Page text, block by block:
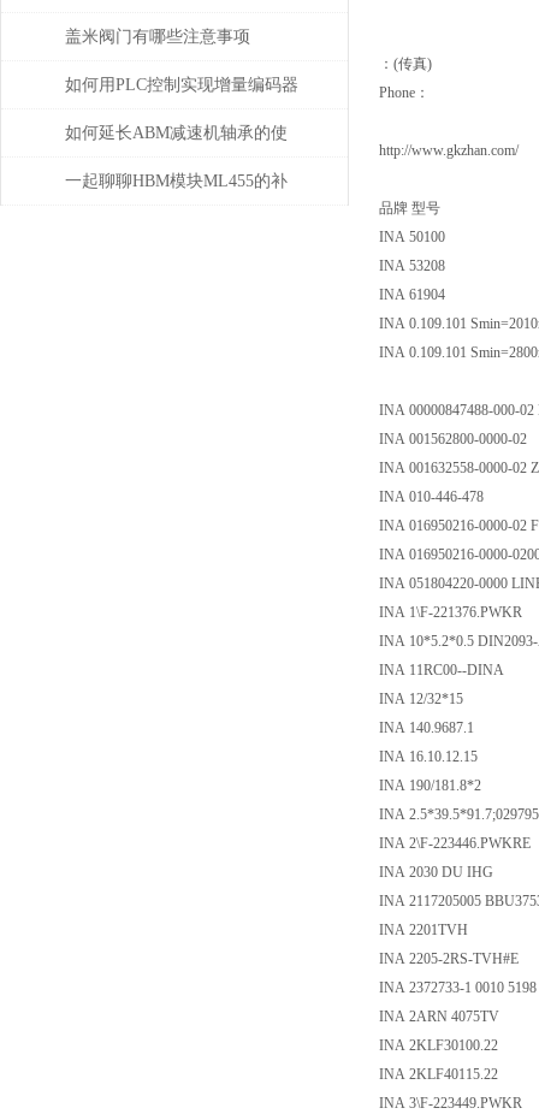
解决
盖米阀门有哪些注意事项
如何用PLC控制实现增量编码器
的定位功能？
如何延长ABM减速机轴承的使
用寿命
一起聊聊HBM模块ML455的补
：(传真)
Phone：
http://www.gkzhan.com/
品牌 型号
INA 50100
INA 53208
INA 61904
INA 0.109.101
INA 0.109.101
INA 00000847488-000-
INA 001562800-0000-02
INA 001632558-0000-02
INA 010-446-478
INA 016950216-0000-02
INA 016950216-0000-
INA 051804220-0000
INA 1\F-221376.PWKR
INA 10*5.2*0.5 DIN2093-
INA 11RC00--DINA
INA 12/32*15
INA 140.9687.1
INA 16.10.12.15
INA 190/181.8*2
INA 2.5*39.5*91.7;029795
INA 2\F-223446.PWKRE
INA 2030 DU IHG
INA 2117205005
INA 2201TVH
INA 2205-2RS-TVH#E
INA 2372733-1 0010 5198
INA 2ARN 4075TV
INA 2KLF30100.22
INA 2KLF40115.22
INA 3\F-223449.PWKR